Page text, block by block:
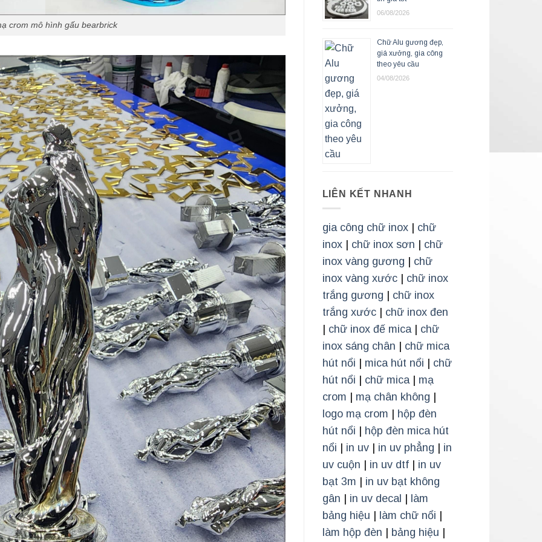
crom mô hình gấu bearbrick
06/08/2026
Chữ Alu gương đẹp,
giá xưởng, gia công
theo yêu cầu
04/08/2026
LIÊN KẾT NHANH
gia công chữ inox| chữ
inox| chữ inox sơn
chữ
inox vàng gương
chữ
inox vàng xước| chữ inox
trắng gương
chữ inox
trắng xước| chữ inox đen
chữ inox đế mica| chữ
inox sáng chân
chữ mica
hút nổi
mica hút nổi
chữ
hút nổi
chữ mica| mạ
crom
mạ chân không
logo mạ crom
hộp đèn
hút nổi
hộp đèn mica hút
nổi
in uv| in uv phẳng
in
uv cuộn
in uv dtf| in uv
bạt 3m
in uv bạt không
gân
in uv decal
làm
bảng hiệu
làm chữ nổi
làm hộp đèn
bảng hiệu